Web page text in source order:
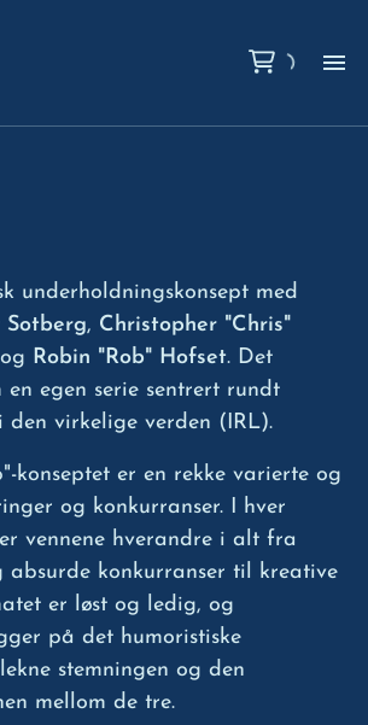
underholdningskonsept med
Sotberg, Christopher "Chris"
og Robin "Rob" Hofset. Det
en egen serie sentrert rundt
den virkelige verden (IRL).
konseptet er en rekke varierte og
og konkurranser. I hver
vennene hverandre i alt fra
absurde konkurranser til kreative
er løst og ledig, og
på det humoristiske
stemningen og den
mellom de tre.